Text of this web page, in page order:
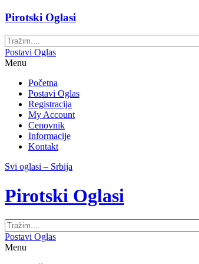
Pirotski Oglasi
Postavi Oglas
Menu
Početna
Postavi Oglas
Registracija
My Account
Cenovnik
Informacije
Kontakt
Svi oglasi – Srbija
Pirotski Oglasi
Postavi Oglas
Menu